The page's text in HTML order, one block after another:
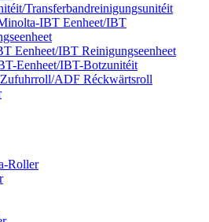
Transferbandreinigungsunitéit
IBT Eenheet/IBT
Eenheet/IBT Reinigungseenheet
Eenheet/IBT-Botzunitéit
ADF Réckwärtsroll
Roller